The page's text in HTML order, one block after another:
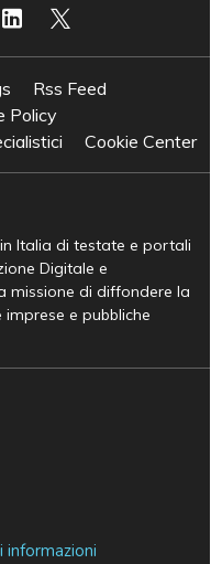
Rss Feed
Policy
Cookie Center
Italia di testate e portali
Digitale e
missione di diffondere la
e pubbliche